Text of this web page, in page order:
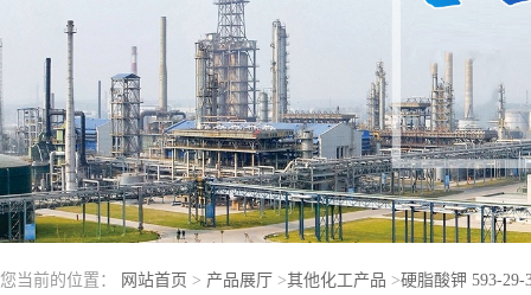
您当前的位置： 网站首页 > 产品展厅 >其他化工产品 >硬脂酸钾 593-29-